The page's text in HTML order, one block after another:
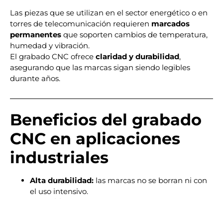
Las piezas que se utilizan en el sector energético o en
torres de telecomunicación requieren marcados
permanentes que soporten cambios de temperatura,
humedad y vibración.
El grabado CNC ofrece claridad y durabilidad,
asegurando que las marcas sigan siendo legibles
durante años.
Beneficios del grabado
CNC en aplicaciones
industriales
Alta durabilidad: las marcas no se borran ni con
el uso intensivo.